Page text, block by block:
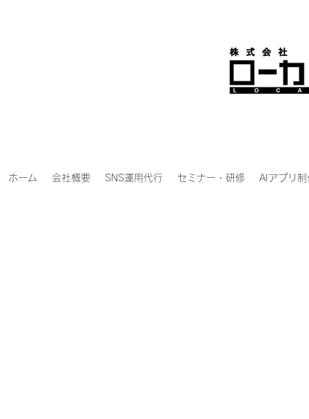
ホーム 会社概要 SNS運用代行 セミナー・研修 AIアプリ制